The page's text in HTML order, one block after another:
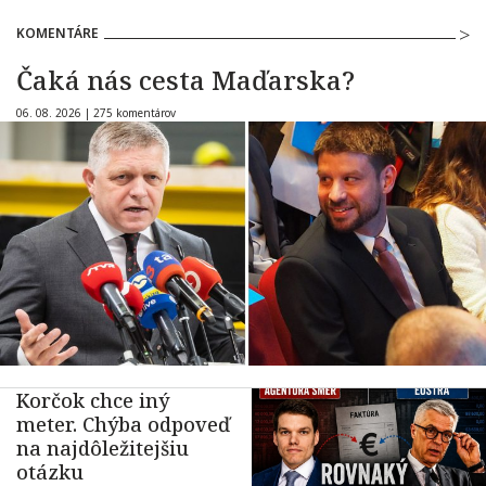
KOMENTÁRE
Čaká nás cesta Maďarska?
06. 08. 2026 | 275 komentárov
Korčok chce iný
meter. Chýba odpoveď
na najdôležitejšiu
otázku